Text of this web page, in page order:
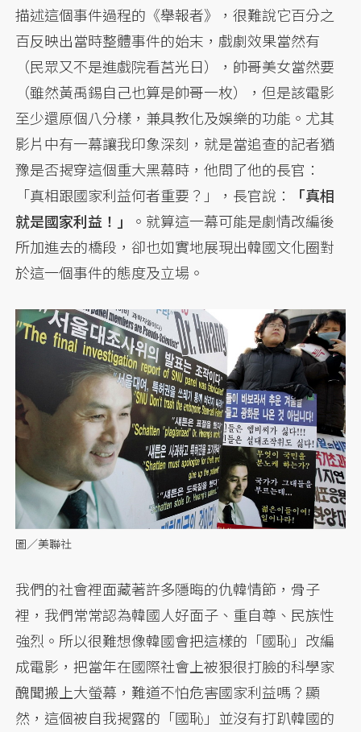
描述這個事件過程的《舉報者》，很難說它百分之
百反映出當時整體事件的始末，戲劇效果當然有
（民眾又不是進戲院看莒光日），帥哥美女當然要
（雖然黃禹錫自己也算是帥哥一枚），但是該電影
至少還原個八分樣，兼具教化及娛樂的功能。尤其
影片中有一幕讓我印象深刻，就是當追查的記者猶
豫是否揭穿這個重大黑幕時，他問了他的長官：
「真相跟國家利益何者重要？」，長官說：
「真相
就是國家利益！」
。就算這一幕可能是劇情改編後
所加進去的橋段，卻也如實地展現出韓國文化圈對
於這一個事件的態度及立場。
圖／美聯社
我們的社會裡面藏著許多隱晦的仇韓情節，骨子
裡，我們常常認為韓國人好面子、重自尊、民族性
強烈。所以很難想像韓國會把這樣的「國恥」改編
成電影，把當年在國際社會上被狠很打臉的科學家
醜聞搬上大螢幕，難道不怕危害國家利益嗎？顯
然，這個被自我揭露的「國恥」並沒有打趴韓國的